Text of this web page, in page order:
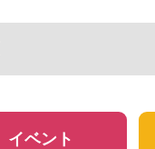
イベント